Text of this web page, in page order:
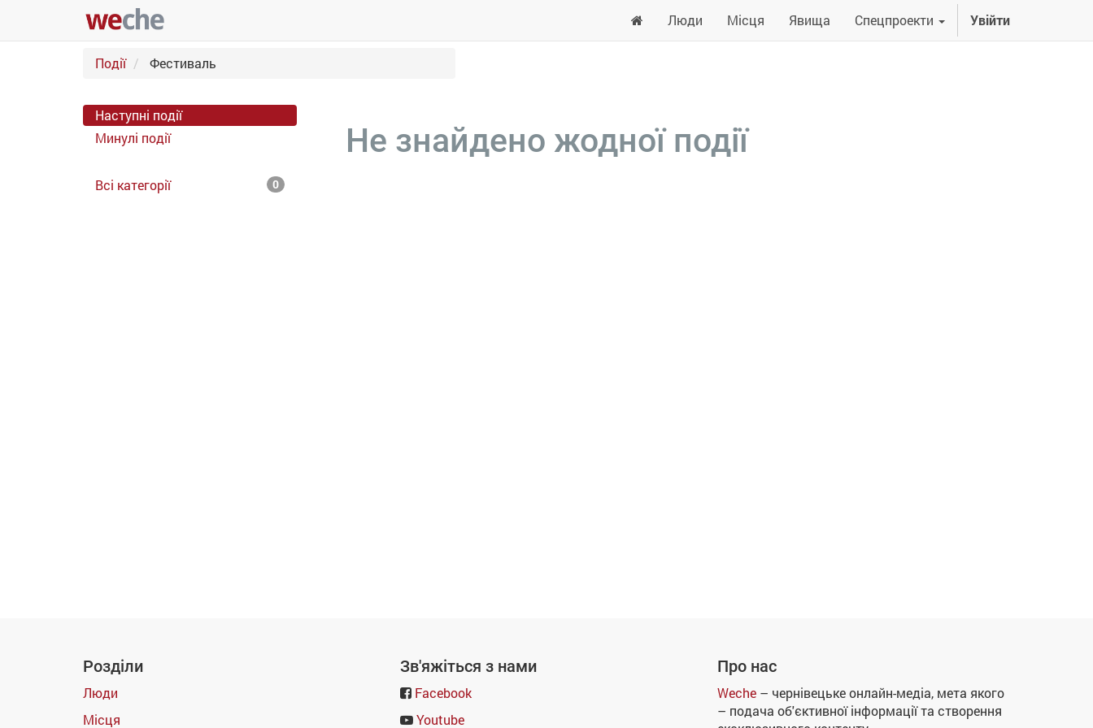
Люди Місця Явища Спецпроекти Увійти
Події Фестиваль
Наступні події
Минулі події
Всі категорії 0
Не знайдено жодної події
Розділи
Люди
Місця
Зв'яжіться з нами
Facebook
Youtube
Про нас
Weche – чернівецьке онлайн-медіа, мета якого
– подача об'єктивної інформації та створення